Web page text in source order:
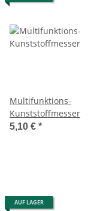
Multifunktions-
Kunststoffmesser
5,10 € *
AUF LAGER